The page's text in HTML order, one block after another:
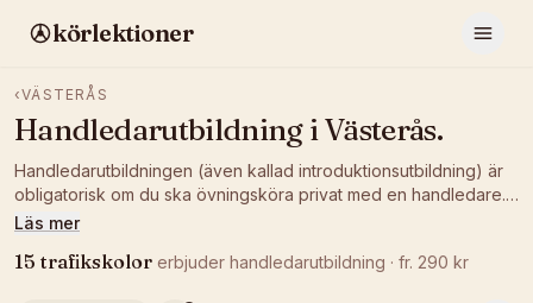
körlektioner
‹VÄSTERÅS
HandledarutbildningiVästerås.
Handledarutbildningen (även kallad introduktionsutbildning) är
obligatorisk om du ska övningsköra privat med en handledare.
Jämför pris och betyg hos trafikskolor i Västerås som håller
Läs mer
15 trafikskolor erbjuder handledarutbildning · fr. 290 kr